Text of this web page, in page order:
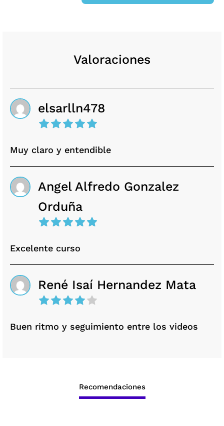
Valoraciones
elsarlln478
Muy claro y entendible
Angel Alfredo Gonzalez
Orduña
Excelente curso
René Isaí Hernandez Mata
Buen ritmo y seguimiento entre los videos
Recomendaciones